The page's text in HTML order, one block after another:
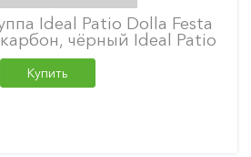
Ideal Patio Dolla Festa
чёрный Ideal Patio
Купить